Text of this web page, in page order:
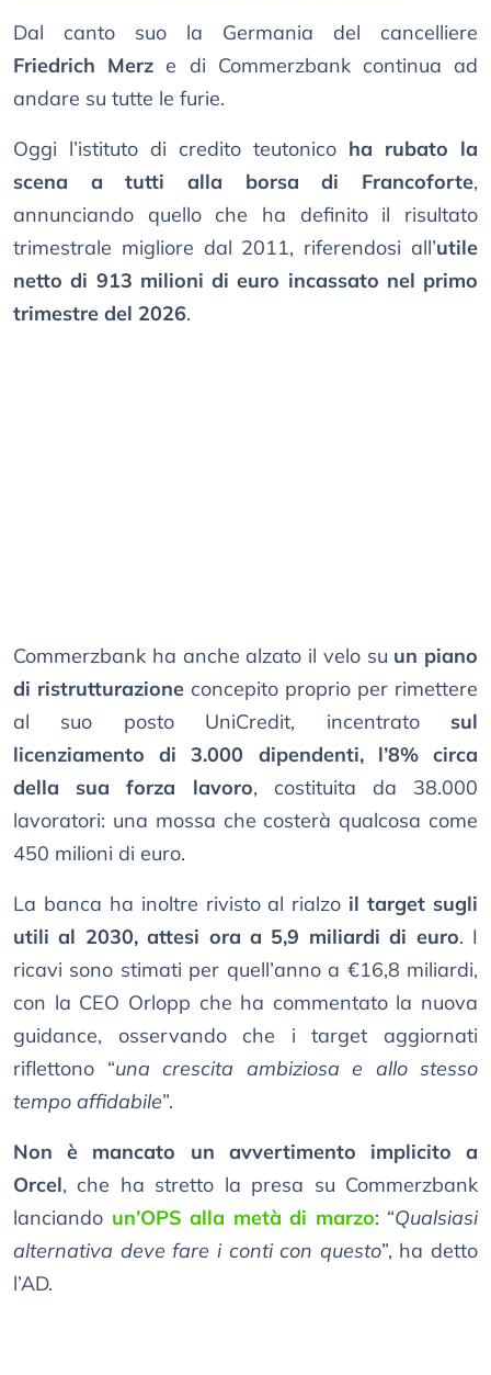
Dal canto suo la Germania del cancelliere
Friedrich Merz e di Commerzbank continua ad
andare su tutte le furie.
Oggi l’istituto di credito teutonico ha rubato la
scena a tutti alla borsa di Francoforte,
annunciando quello che ha definito il risultato
trimestrale migliore dal 2011, riferendosi all’utile
netto di 913 milioni di euro incassato nel primo
trimestre del 2026.
Commerzbank ha anche alzato il velo su un piano
di ristrutturazione concepito proprio per rimettere
al suo posto UniCredit, incentrato sul
licenziamento di 3.000 dipendenti, l’8% circa
della sua forza lavoro, costituita da 38.000
lavoratori: una mossa che costerà qualcosa come
450 milioni di euro.
La banca ha inoltre rivisto al rialzo il target sugli
utili al 2030, attesi ora a 5,9 miliardi di euro. I
ricavi sono stimati per quell’anno a €16,8 miliardi,
con la CEO Orlopp che ha commentato la nuova
guidance, osservando che i target aggiornati
riflettono “una crescita ambiziosa e allo stesso
tempo affidabile”.
Non è mancato un avvertimento implicito a
Orcel, che ha stretto la presa su Commerzbank
lanciando un’OPS alla metà di marzo: “Qualsiasi
alternativa deve fare i conti con questo”, ha detto
l’AD.